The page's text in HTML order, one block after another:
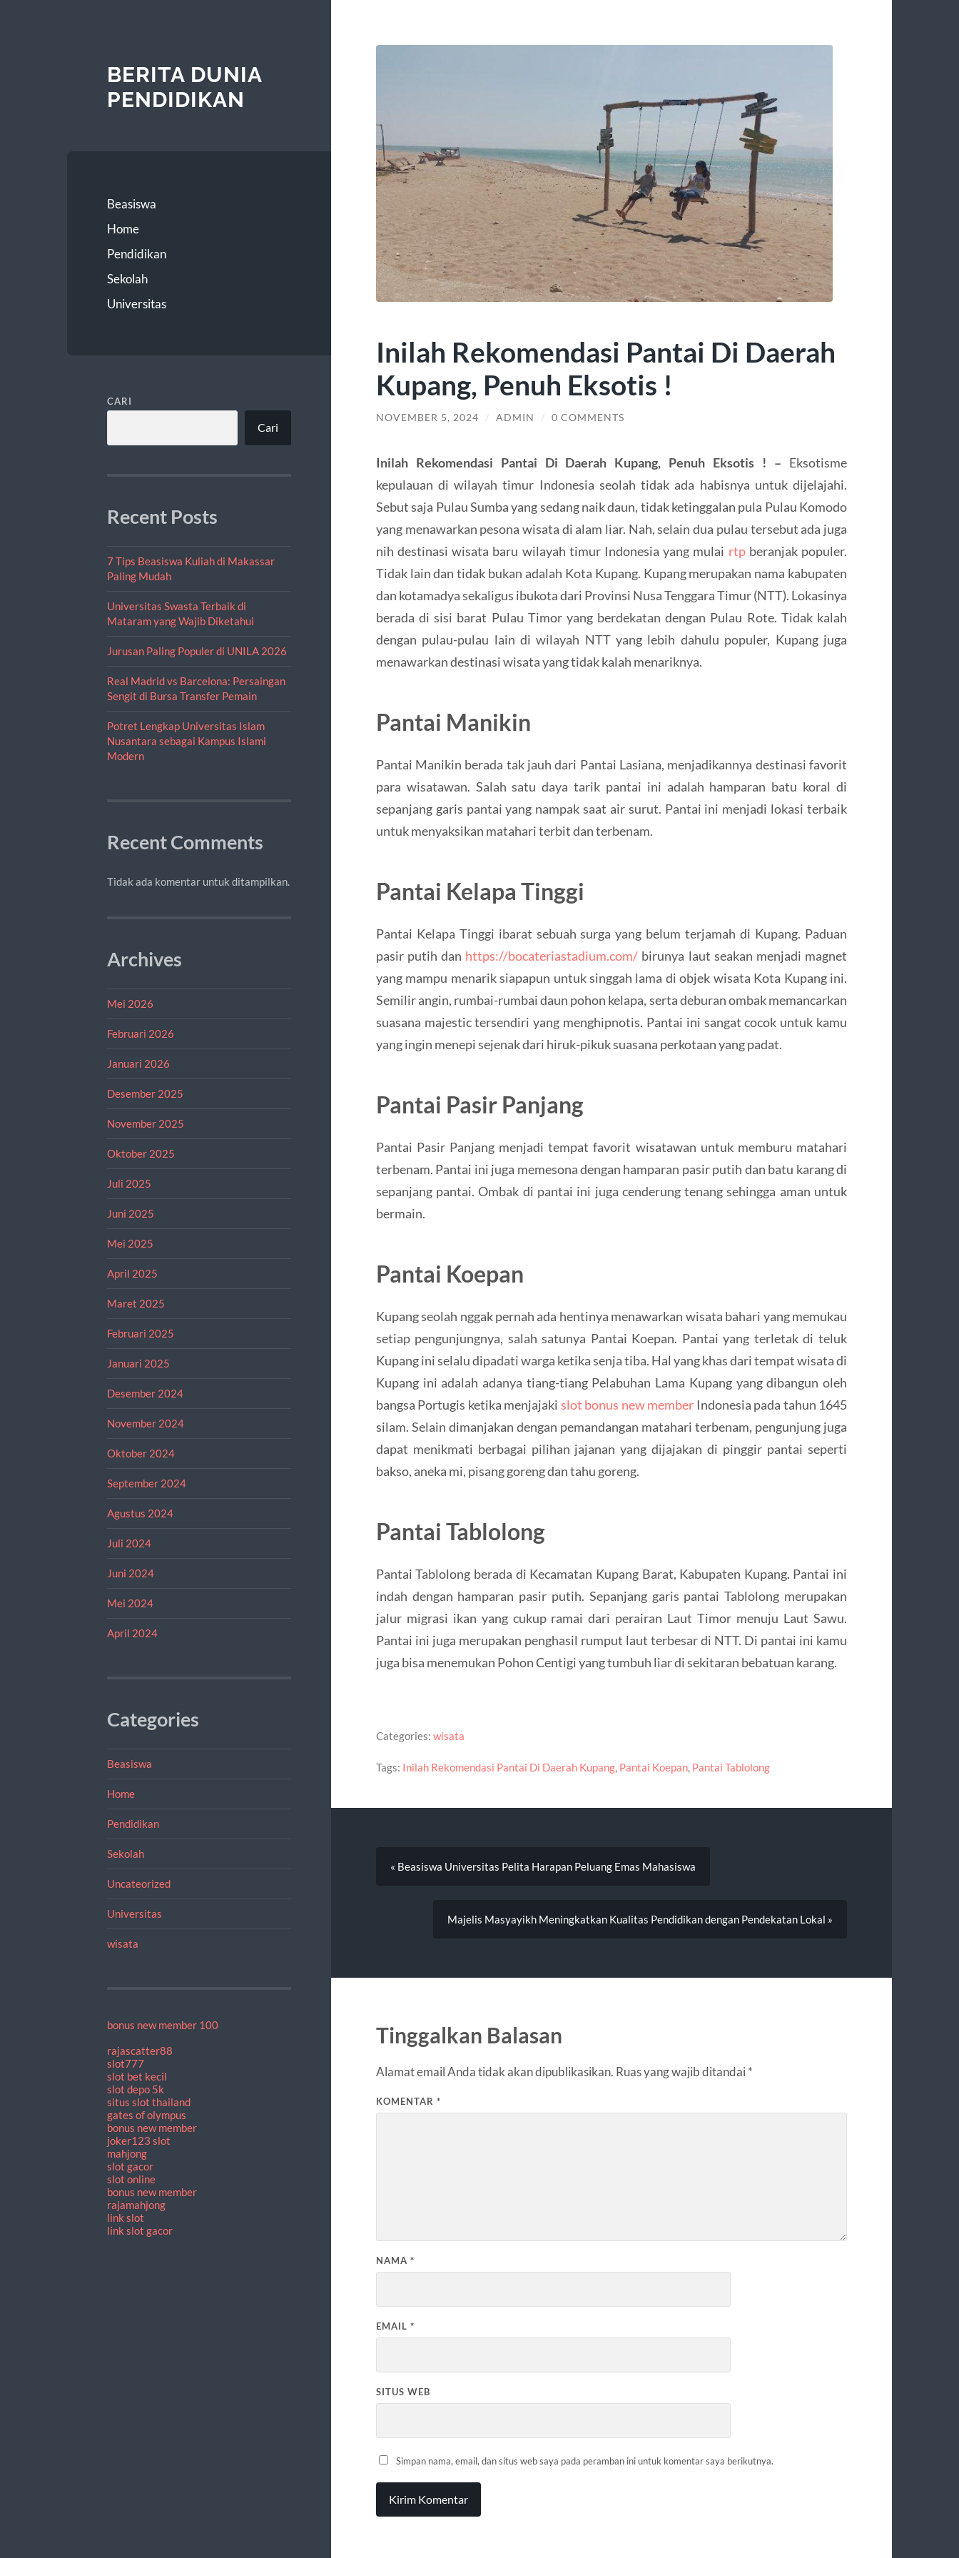
BERITA DUNIA
PENDIDIKAN
Beasiswa
Home
Pendidikan
Sekolah
Universitas
CARI
Cari
Recent Posts
7 Tips Beasiswa Kuliah di Makassar
Paling Mudah
Universitas Swasta Terbaik di
Mataram yang Wajib Diketahui
Jurusan Paling Populer di UNILA 2026
Real Madrid vs Barcelona: Persaingan
Sengit di Bursa Transfer Pemain
Potret Lengkap Universitas Islam
Nusantara sebagai Kampus Islami
Modern
Recent Comments
Tidak ada komentar untuk ditampilkan.
Archives
Mei 2026
Februari 2026
Januari 2026
Desember 2025
November 2025
Oktober 2025
Juli 2025
Juni 2025
Mei 2025
April 2025
Maret 2025
Februari 2025
Januari 2025
Desember 2024
November 2024
Oktober 2024
September 2024
Agustus 2024
Juli 2024
Juni 2024
Mei 2024
April 2024
Categories
Beasiswa
Home
Pendidikan
Sekolah
Uncateorized
Universitas
wisata
bonus new member 100
rajascatter88
slot777
slot bet kecil
slot depo 5k
situs slot thailand
gates of olympus
bonus new member
joker123 slot
mahjong
slot gacor
slot online
bonus new member
rajamahjong
link slot
link slot gacor
Inilah Rekomendasi Pantai Di Daerah
Kupang, Penuh Eksotis !
NOVEMBER 5, 2024 / ADMIN / 0 COMMENTS
Inilah Rekomendasi Pantai Di Daerah Kupang, Penuh Eksotis ! – Eksotisme
kepulauan di wilayah timur Indonesia seolah tidak ada habisnya untuk dijelajahi.
Sebut saja Pulau Sumba yang sedang naik daun, tidak ketinggalan pula Pulau Komodo
yang menawarkan pesona wisata di alam liar. Nah, selain dua pulau tersebut ada juga
nih destinasi wisata baru wilayah timur Indonesia yang mulai rtpberanjak populer.
Tidak lain dan tidak bukan adalah Kota Kupang. Kupang merupakan nama kabupaten
dan kotamadya sekaligus ibukota dari Provinsi Nusa Tenggara Timur (NTT). Lokasinya
berada di sisi barat Pulau Timor yang berdekatan dengan Pulau Rote. Tidak kalah
dengan pulau-pulau lain di wilayah NTT yang lebih dahulu populer, Kupang juga
menawarkan destinasi wisata yang tidak kalah menariknya.
Pantai Manikin
Pantai Manikin berada tak jauh dari Pantai Lasiana, menjadikannya destinasi favorit
para wisatawan. Salah satu daya tarik pantai ini adalah hamparan batu koral di
sepanjang garis pantai yang nampak saat air surut. Pantai ini menjadi lokasi terbaik
untuk menyaksikan matahari terbit dan terbenam.
Pantai Kelapa Tinggi
Pantai Kelapa Tinggi ibarat sebuah surga yang belum terjamah di Kupang. Paduan
pasir putih dan https://bocateriastadium.com/ birunya laut seakan menjadi magnet
yang mampu menarik siapapun untuk singgah lama di objek wisata Kota Kupang ini.
Semilir angin, rumbai-rumbai daun pohon kelapa, serta deburan ombak memancarkan
suasana majestic tersendiri yang menghipnotis. Pantai ini sangat cocok untuk kamu
yang ingin menepi sejenak dari hiruk-pikuk suasana perkotaan yang padat.
Pantai Pasir Panjang
Pantai Pasir Panjang menjadi tempat favorit wisatawan untuk memburu matahari
terbenam. Pantai ini juga memesona dengan hamparan pasir putih dan batu karang di
sepanjang pantai. Ombak di pantai ini juga cenderung tenang sehingga aman untuk
bermain.
Pantai Koepan
Kupang seolah nggak pernah ada hentinya menawarkan wisata bahari yang memukau
setiap pengunjungnya, salah satunya Pantai Koepan. Pantai yang terletak di teluk
Kupang ini selalu dipadati warga ketika senja tiba. Hal yang khas dari tempat wisata di
Kupang ini adalah adanya tiang-tiang Pelabuhan Lama Kupang yang dibangun oleh
bangsa Portugis ketika menjajaki slot bonus new member Indonesia pada tahun 1645
silam. Selain dimanjakan dengan pemandangan matahari terbenam, pengunjung juga
dapat menikmati berbagai pilihan jajanan yang dijajakan di pinggir pantai seperti
bakso, aneka mi, pisang goreng dan tahu goreng.
Pantai Tablolong
Pantai Tablolong berada di Kecamatan Kupang Barat, Kabupaten Kupang. Pantai ini
indah dengan hamparan pasir putih. Sepanjang garis pantai Tablolong merupakan
jalur migrasi ikan yang cukup ramai dari perairan Laut Timor menuju Laut Sawu.
Pantai ini juga merupakan penghasil rumput laut terbesar di NTT. Di pantai ini kamu
juga bisa menemukan Pohon Centigi yang tumbuh liar di sekitaran bebatuan karang.
Categories: wisata
Tags: Inilah Rekomendasi Pantai Di Daerah Kupang, Pantai Koepan, Pantai Tablolong
« Beasiswa Universitas Pelita Harapan Peluang Emas Mahasiswa
Majelis Masyayikh Meningkatkan Kualitas Pendidikan dengan Pendekatan Lokal »
Tinggalkan Balasan
Alamat email Anda tidak akan dipublikasikan. Ruas yang wajib ditandai *
KOMENTAR *
NAMA *
EMAIL *
SITUS WEB
Simpan nama, email, dan situs web saya pada peramban ini untuk komentar saya berikutnya.